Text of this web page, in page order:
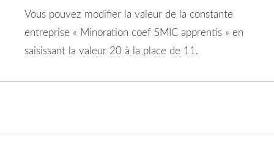
Vous pouvez modifier la valeur de la constante
entreprise « Minoration coef SMIC apprentis » en
saisissant la valeur 20 à la place de 11.